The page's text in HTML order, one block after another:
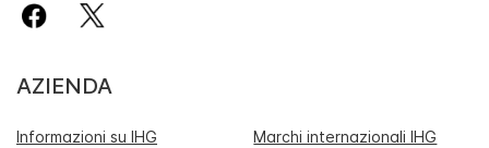
AZIENDA
Informazioni su IHG
Marchi internazionali IHG